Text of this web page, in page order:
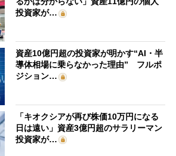
投資家が…
資産10億円超の投資家が明かす“AI・半
導体相場に乗らなかった理由” フルポ
ジション…
「キオクシアが再び株価10万円になる
日は遠い」資産3億円超のサラリーマン
投資家が…